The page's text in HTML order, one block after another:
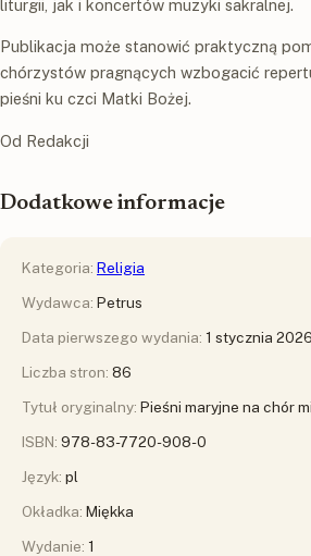
liturgii, jak i koncertów muzyki sakralnej.
Publikacja może stanowić praktyczną
chórzystów pragnących wzbogacić
pieśni ku czci Matki Bożej.
Od Redakcji
Dodatkowe informacje
Kategoria: Religia
Wydawca: Petrus
Data pierwszego wydania: 1 stycznia 2026
Liczba stron: 86
Tytuł oryginalny: Pieśni maryjne na chór
ISBN: 978-83-7720-908-0
Język: pl
Okładka: Miękka
Wydanie: 1